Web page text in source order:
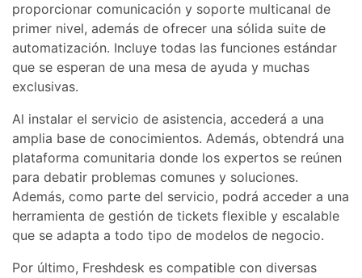
proporcionar comunicación y soporte multicanal de
primer nivel, además de ofrecer una sólida suite de
automatización. Incluye todas las funciones estándar
que se esperan de una mesa de ayuda y muchas
exclusivas.
Al instalar el servicio de asistencia, accederá a una
amplia base de conocimientos. Además, obtendrá una
plataforma comunitaria donde los expertos se reúnen
para debatir problemas comunes y soluciones.
Además, como parte del servicio, podrá acceder a una
herramienta de gestión de tickets flexible y escalable
que se adapta a todo tipo de modelos de negocio.
Por último, Freshdesk es compatible con diversas